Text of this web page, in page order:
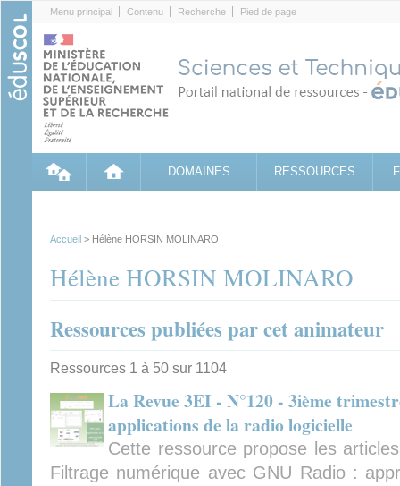
Menu principal Contenu Recherche Pied de page
DOMAINES RESSOURCES
Accueil > Hélène HORSIN MOLINARO
Hélène HORSIN MOLINARO
Ressources publiées par cet animateur
Ressources 1 à 50 sur 1104
La Revue 3EI - N°120 - 3ième
applications de la radio logicielle
Cette ressource propose les
Filtrage numérique avec GNU Radio :